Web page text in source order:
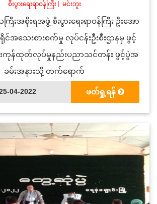
စီးပွားရေးရာဝန်ကြီး| မင်းဘူး
းအစိုးရအဖွဲ့ စီးပွားရေးရာဝန်ကြီး ဦးအော
ရိုင်အသေးစားစက်မှု လုပ်ငန်းဦးစီးဌာနမှ ဖွင့်
န်ထုတ်လုပ်မှုနည်းပညာသင်တန်း ဖွင့်ပွဲအ
ခမ်းအနားသို့ တက်ရောက်
04-2022 ဖတ်ရှု့ရန်